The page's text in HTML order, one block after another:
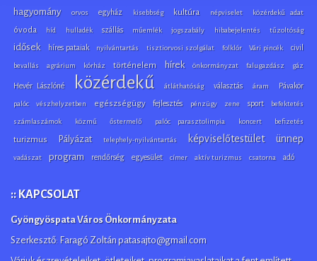
hagyomány orvos egyház kisebbség kultúra népviselet közérdekű adat
óvoda híd hulladék szállás műemlék jogszabály hibabejelentés tűzoltóság
idősek híres pataiak nyilvántartás tisztiorvosi szolgálat folklór Vári pincék civil
bevallás agrárium kórház történelem hírek önkormányzat falugazdász gáz
Hevér Lászlóné közérdekű átláthatóság választás áram Pávakör
palóc vészhelyzetben egészségügy fejlesztés pénzügy zene sport befektetés
számlaszámok közmű őstermelő palóc parasztolimpia koncert befizetés
turizmus Pályázat telephely-nyilvántartás képviselőtestület ünnep
vadászat program rendőrség egyesület címer aktív turizmus csatorna adó
:: KAPCSOLAT
Gyöngyöspata Város Önkormányzata
Szerkesztő: Faragó Zoltán patasajto@gmail.com